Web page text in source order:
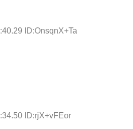
ID:OnsqnX+Ta
ID:rjX+vFEor